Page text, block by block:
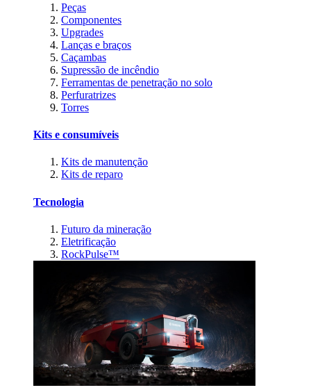
Peças
Componentes
Upgrades
Lanças e braços
Caçambas
Supressão de incêndio
Ferramentas de penetração no solo
Perfuratrizes
Torres
Kits e consumíveis
Kits de manutenção
Kits de reparo
Tecnologia
Futuro da mineração
Eletrificação
RockPulse™